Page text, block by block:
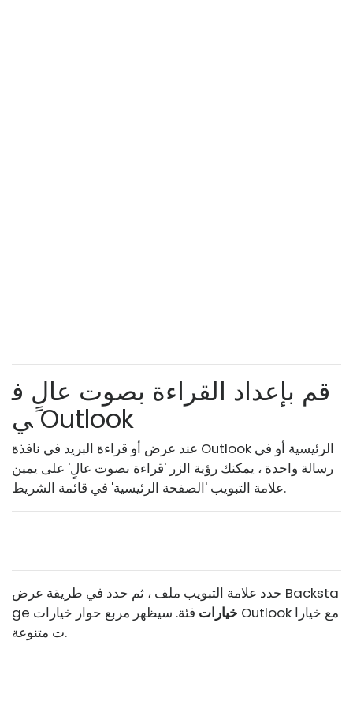
قم بإعداد القراءة بصوت عالٍ ف
ي Outlook
عند عرض أو قراءة البريد في نافذة Outlook الرئيسية أو في
رسالة واحدة ، يمكنك رؤية الزر 'قراءة بصوت عالٍ' على يمين
علامة التبويب 'الصفحة الرئيسية' في قائمة الشريط.
حدد علامة التبويب ملف ، ثم حدد في طريقة عرض Backsta
ge
خيارات فئة. سيظهر مربع حوار خيارات Outlook مع خيارا
ت متنوعة.